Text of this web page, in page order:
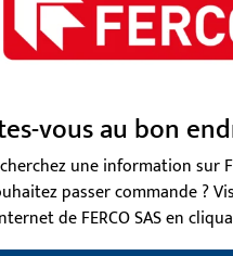
de service après-vente se tient
répondre à toutes vos
Contactez-nous
vous au bon
une information sur
passer commande ?
de FERCO SAS en